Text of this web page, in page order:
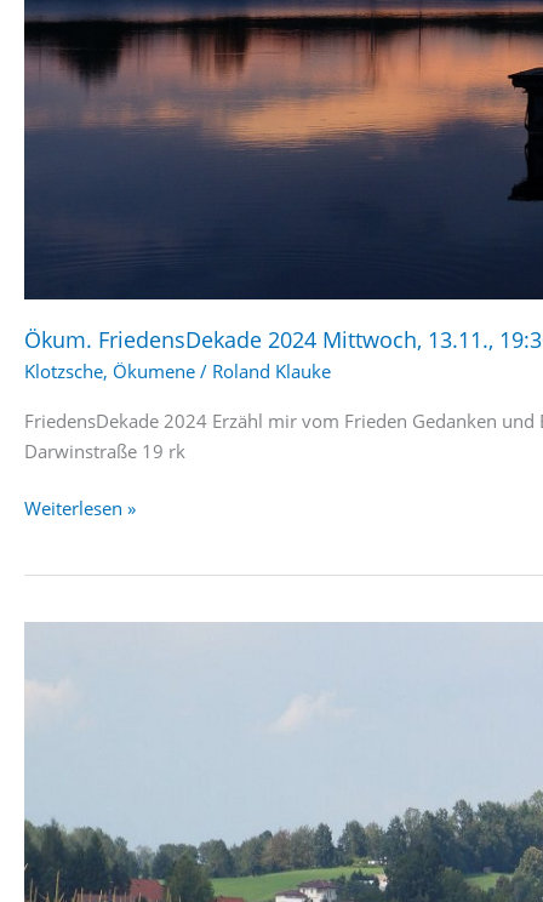
Ökum. FriedensDekade 2024 Mittwoch, 13.11.,
Klotzsche, Ökumene / Roland Klauke
FriedensDekade 2024 Erzähl mir vom Frieden Gedanken
Darwinstraße 19 rk
Ökum.
13.11.,
Uhr
Weiterlesen »